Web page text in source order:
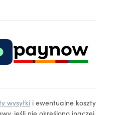
wysyłki i ewentualne koszty
jeśli nie określono inaczej.